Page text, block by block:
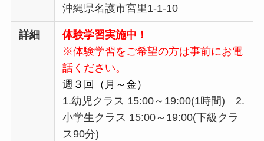
沖縄県名護市宮里1-1-10
詳細
体験学習実施中！
※体験学習をご希望の方は事前にお電
話ください。
週３回（月～金）
1.幼児クラス 15:00～19:00(1時間) 2.
小学生クラス 15:00～19:00(下級クラ
ス90分)